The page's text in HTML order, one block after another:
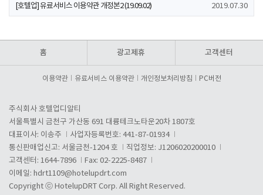
[호텔업] 유료서비스 이용약관 개정본2 (19.09.02) 2019.07.30
홈 광고제휴 고객센터
이용약관 유료서비스 이용약관 개인정보처리방침 PC버전
주식회사 호텔업디알티
서울특별시 금천구 가산동 691 대륭테크노타운20차 1807호
대표이사: 이송주
사업자등록번호: 441-87-01934
통신판매업신고: 서울금천-1204 호
직업정보: J1206020200010
고객센터: 1644-7896
Fax: 02-2225-8487
이메일: hdrt1109@hotelupdrt.com
Copyright ⓒ HotelupDRT Corp. All Right Reserved.